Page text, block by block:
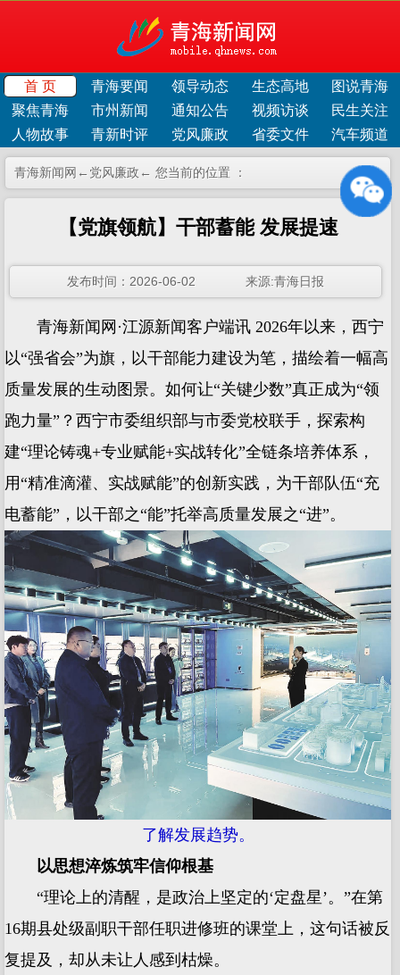
首 页 青海要闻 领导动态 生态高地
图说青海
聚焦青海
市州新闻 通知公告 视频访谈
民生关注
人物故事
青新时评 党风廉政 省委文件 汽车频道
青海新闻网← ← 您当前的位置 ：
党风廉政
【党旗领航】干部蓄能 发展提速
发布时间：2026-06-02 来源:青海日报
青海新闻网·江源新闻客户端讯 2026年以来，西宁
以“强省会”为旗，以干部能力建设为笔，描绘着一幅高
质量发展的生动图景。如何让“关键少数”真正成为“领
跑力量”？西宁市委组织部与市委党校联手，探索构
建“理论铸魂+专业赋能+实战转化”全链条培养体系，
用“精准滴灌、实战赋能”的创新实践，为干部队伍“充
电蓄能”，以干部之“能”托举高质量发展之“进”。
了解发展趋势。
以思想淬炼筑牢信仰根基
“理论上的清醒，是政治上坚定的‘定盘星’。”在第
16期县处级副职干部任职进修班的课堂上，这句话被反
复提及，却从未让人感到枯燥。